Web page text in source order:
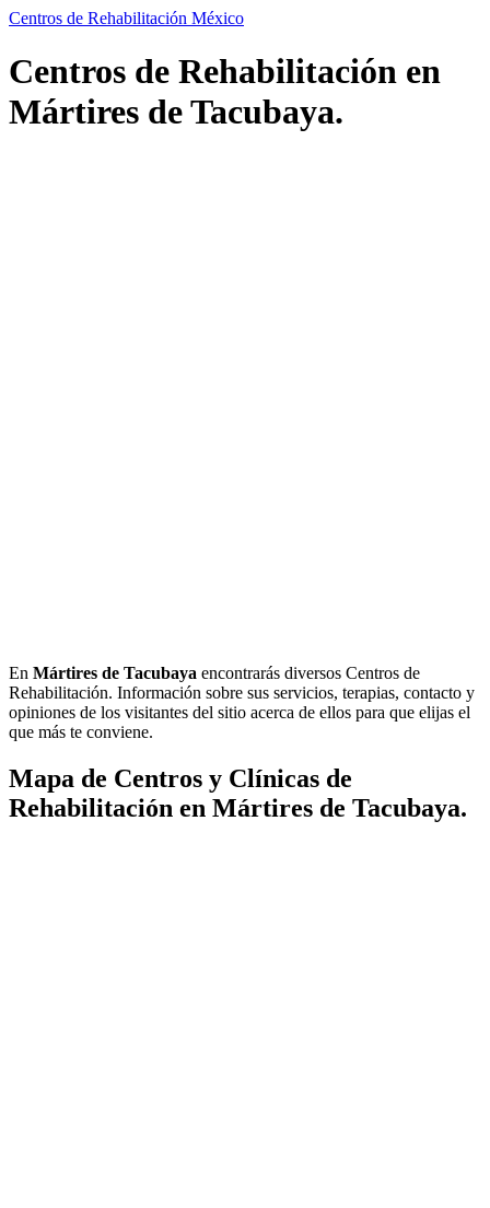
Centros de Rehabilitación México
Centros de Rehabilitación en
Mártires de Tacubaya.
En Mártires de Tacubaya encontrarás diversos Centros de
Rehabilitación. Información sobre sus servicios, terapias, contacto y
opiniones de los visitantes del sitio acerca de ellos para que elijas el
que más te conviene.
Mapa de Centros y Clínicas de
Rehabilitación en Mártires de Tacubaya.